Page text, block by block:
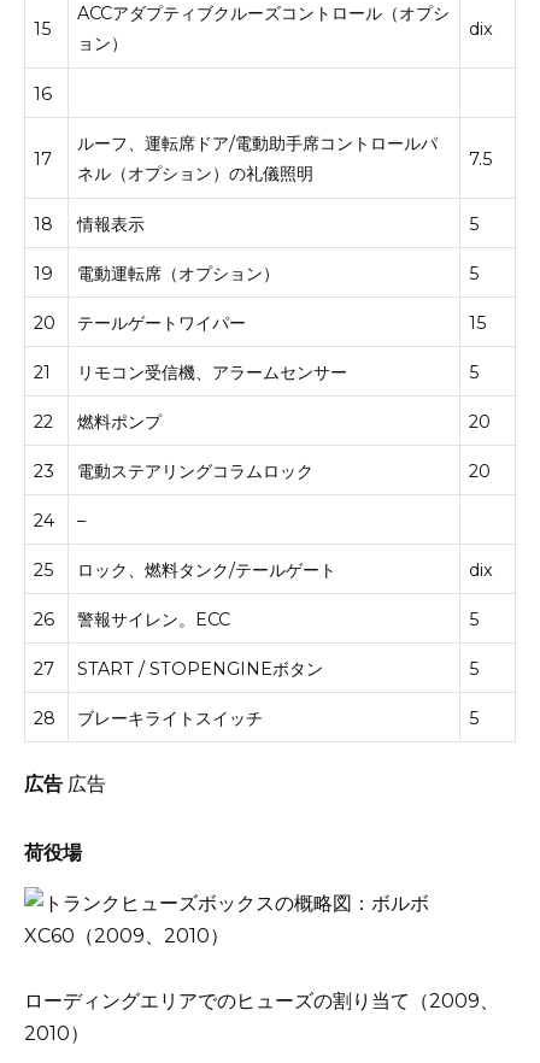
15
ACCアダプティブクルーズコントロール（オプシ
ョン）
dix
16
17
ルーフ、運転席ドア/電動助手席コントロールパ
ネル（オプション）の礼儀照明
7.5
18 情報表示 5
19 電動運転席（オプション） 5
20 テールゲートワイパー 15
21 リモコン受信機、アラームセンサー 5
22 燃料ポンプ 20
23 電動ステアリングコラムロック 20
24 –
25 ロック、燃料タンク/テールゲート dix
26 警報サイレン。 ECC 5
27 START / STOPENGINEボタン 5
28 ブレーキライトスイッチ 5
広告 広告
荷役場
ローディングエリアでのヒューズの割り当て（2009、
2010）